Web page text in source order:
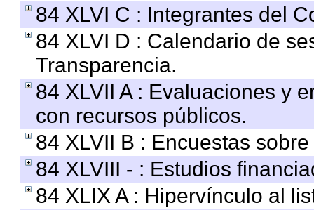
84 XLVI C : Integrantes del
84 XLVI D : Calendario de
Transparencia.
84 XLVII A : Evaluaciones y
con recursos públicos.
84 XLVII B : Encuestas
84 XLVIII - : Estudios
84 XLIX A : Hipervínculo al